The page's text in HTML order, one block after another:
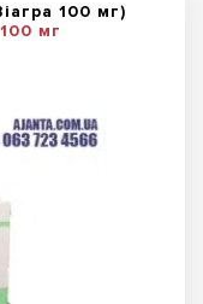
100 мг)
мг